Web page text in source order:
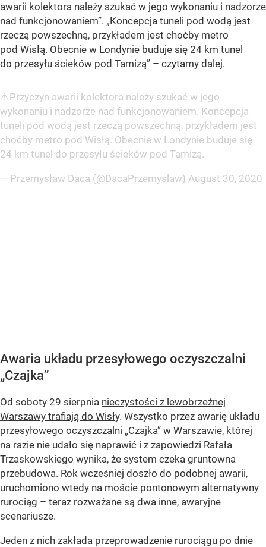
awarii kolektora należy szukać w jego wykonaniu i nadzorze
nad funkcjonowaniem”. „Koncepcja tuneli pod wodą jest
rzeczą powszechną, przykładem jest choćby metro
pod Wisłą. Obecnie w Londynie buduje się 24 km tunel
do przesyłu ścieków pod Tamizą” – czytamy dalej.
⚠️Przyczyn awarii kolektora należy szukać w jego
wykonaniu i nadzorze nad funkcjonowaniem. Koncepcja
tuneli pod wodą jest rzeczą powszechną, przykładem jest
choćby metro pod Wisłą. Obecnie w Londynie buduje się
24 km tunel do przesyłu ścieków pod Tamizą.
— Przemysław Daca (@DacaPrzemyslaw) August 30, 2020
Awaria układu przesyłowego oczyszczalni
„Czajka”
Od soboty 29 sierpnia nieczystości z lewobrzeżnej
Warszawy trafiają do Wisły. Wszystko przez awarię układu
przesyłowego oczyszczalni „Czajka” w Warszawie, której
na razie nie udało się naprawić i z zapowiedzi Rafała
Trzaskowskiego wynika, że system czeka gruntowna
przebudowa. Rok wcześniej doszło do podobnej awarii,
uruchomiono wtedy na moście pontonowym alternatywny
rurociąg – teraz rozważane są dwa inne, awaryjne
scenariusze.
Jeden z nich zakłada przeprowadzenie rurociągu po dnie